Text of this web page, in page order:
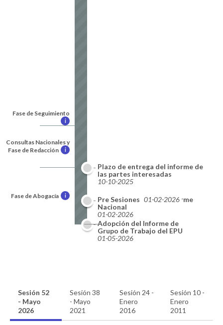
Fase de Seguimiento
i
Consultas Nacionales y
Fase de Redacción
i
Fase de Abogacía i
Adopción del Informe de
Resultados
09-2026
Plazo de entrega del informe de
las partes interesadas
10-10-2025
Plazo de entrega del informe
Nacional
01-02-2026
Pre Sesiones 01-02-2026
Grupo de Trabajo del EPU
01-05-2026
Sesión 52
- Mayo
2026
Sesión 38
- Mayo
2021
Sesión 24 -
Enero
2016
Sesión 10 -
Enero
2011